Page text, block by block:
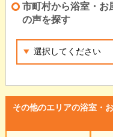
市町村から浴室・お
の声を探す
その他のエリアの浴室・